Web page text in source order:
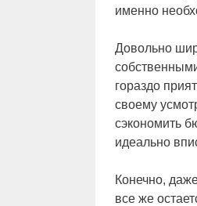
именно
Довольно
гораздо
своему
сэкономить
идеально
Конечно,
все же